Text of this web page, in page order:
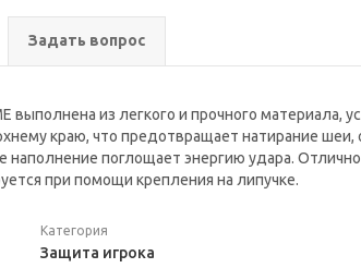
Задать вопрос
выполнена из легкого и прочного материала,
краю, что предотвращает натирание
поглощает энергию удара.
при помощи крепления на липучке.
Категория
Защита игрока